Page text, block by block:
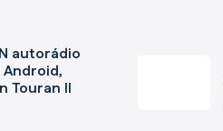
autorádio
Android,
Touran II